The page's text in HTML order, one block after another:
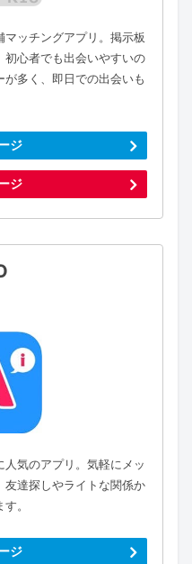
マッチングアプリ。掲示板
心者でも出会いやすいの
多く、即日での出会いも
ジ
ジ
気のアプリ。気軽にメッ
友達探しやライトな関係か
。
ジ